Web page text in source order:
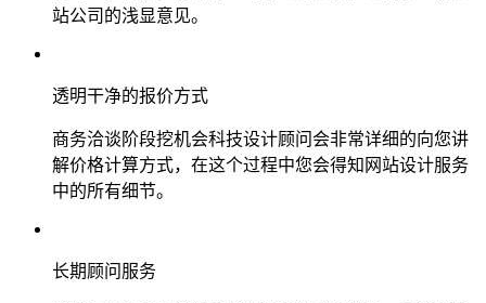
站公司的浅显意见。
透明干净的报价方式
商务洽谈阶段挖机会科技设计顾问会非常详细的向您讲
解价格计算方式，在这个过程中您会得知网站设计服务
中的所有细节。
长期顾问服务